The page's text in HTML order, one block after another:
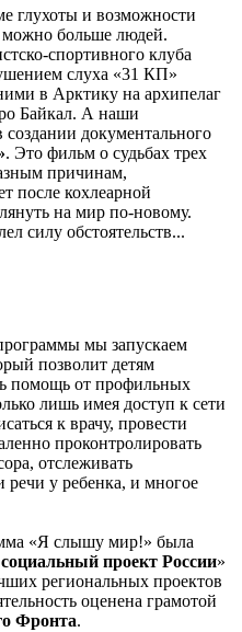
глухоты и возможности
можно больше людей.
спортивного клуба
слуха «31 КП»
в Арктику на архипелаг
Байкал. А наши
документального
. Это фильм о судьбах трех
причинам,
после кохлеарной
на мир по-новому.
силу обстоятельств...
мы запускаем
позволит детям
помощь от профильных
лишь имея доступ к сети
к врачу, провести
проконтролировать
отслеживать
речи у ребенка, и многое
«Я слышу мир!» была
проект России»
региональных проектов
оценена грамотой
Фронта.